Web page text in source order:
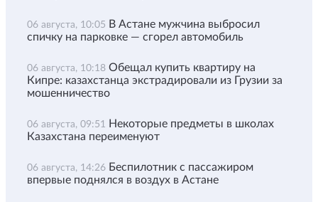
06 августа, 10:05 В Астане мужчина выбросил
спичку на парковке — сгорел автомобиль
06 августа, 10:18 Обещал купить квартиру на
Кипре: казахстанца экстрадировали из Грузии за
мошенничество
06 августа, 09:51 Некоторые предметы в школах
Казахстана переименуют
06 августа, 14:26 Беспилотник с пассажиром
впервые поднялся в воздух в Астане